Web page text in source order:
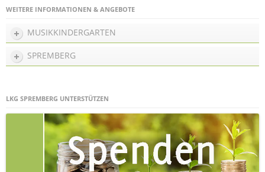
WEITERE INFORMATIONEN & ANGEBOTE
MUSIKKINDERGARTEN
SPREMBERG
LKG SPREMBERG UNTERSTÜTZEN